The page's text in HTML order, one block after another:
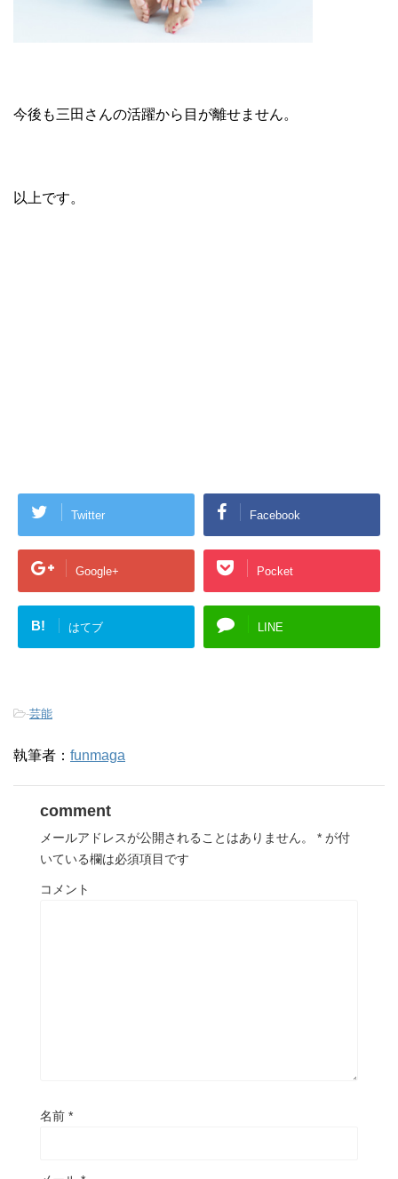
今後も三田さんの活躍から目が離せません。
以上です。
Twitter Facebook
Google+ Pocket
B! はてブ LINE
-芸能
執筆者： funmaga
comment
メールアドレスが公開されることはありません。 * が付
いている欄は必須項目です
コメント
名前 *